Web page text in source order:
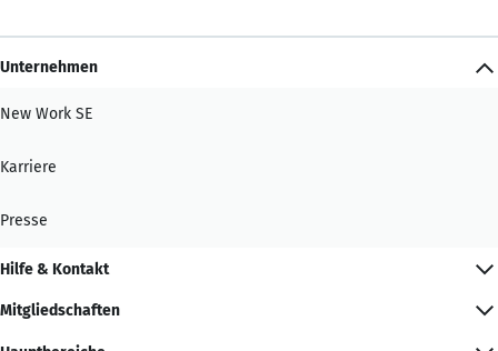
Unternehmen
New Work SE
Karriere
Presse
Hilfe & Kontakt
Mitgliedschaften